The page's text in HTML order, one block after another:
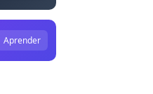
Aprender